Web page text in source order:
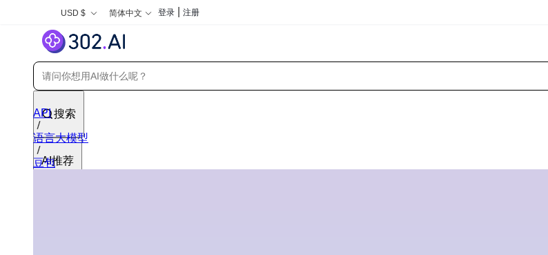
USD $ 简体中文 登录 注册
搜索
AI推荐
API
语言大模型
豆包